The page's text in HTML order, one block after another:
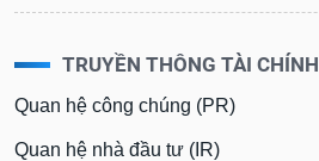
TRUYỀN THÔNG TÀI CHÍNH
Quan hệ công chúng (PR)
Quan hệ nhà đầu tư (IR)